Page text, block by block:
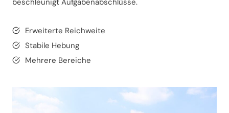
Erweiterte Reichweite
Stabile Hebung
Mehrere Bereiche